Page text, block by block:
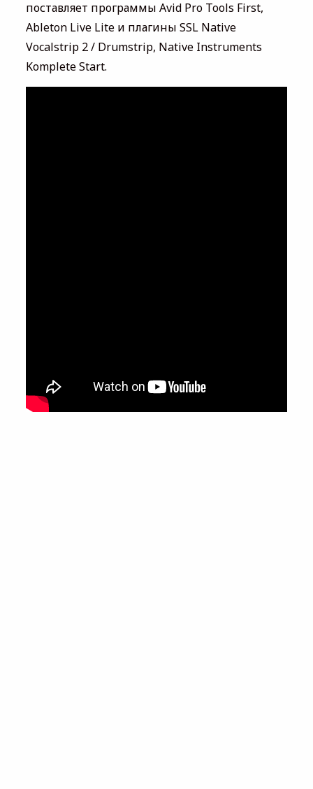
поставляет программы Avid Pro Tools First,
Ableton Live Lite и плагины SSL Native
Vocalstrip 2 / Drumstrip, Native Instruments
Komplete Start.